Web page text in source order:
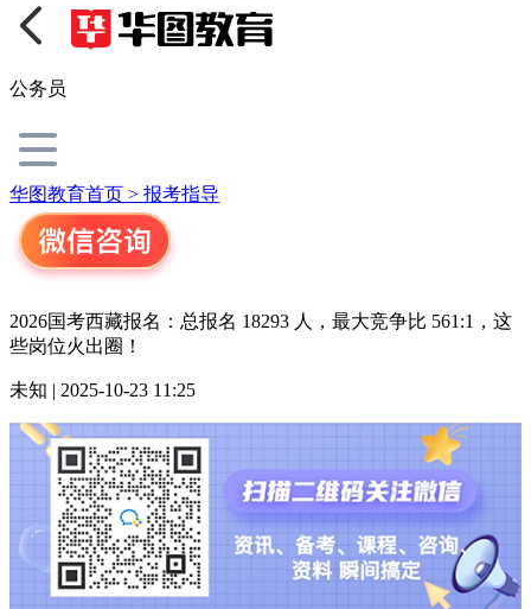
公务员
华图教育首页 > 报考指导
2026国考西藏报名：总报名 18293 人，最大竞争比 561:1，这
些岗位火出圈！
未知 | 2025-10-23 11:25